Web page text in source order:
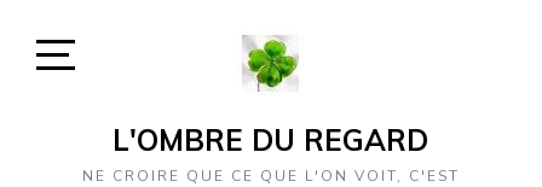
SidebarL'OMBRE DU REGARD
NE CROIRE QUE CE QUE L'ON VOIT, C'EST